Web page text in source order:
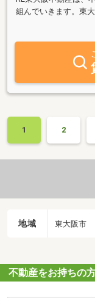
組んでいきます。東
地域の活性化に貢献
いの選択肢を提供す
1 2
地域 東大阪市
不動産をお持ちの